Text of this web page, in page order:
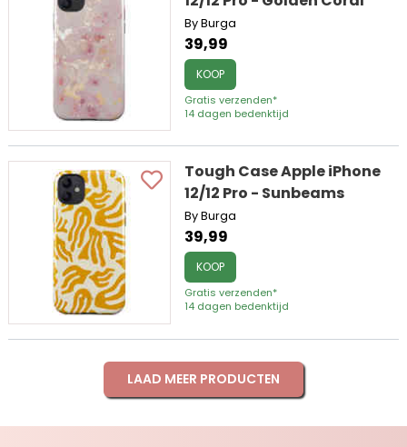
By Burga
39,99
KOOP
Gratis verzenden*
14 dagen bedenktijd
Tough Case Apple iPhone
12/12 Pro - Sunbeams
By Burga
39,99
KOOP
Gratis verzenden*
14 dagen bedenktijd
LAAD MEER PRODUCTEN